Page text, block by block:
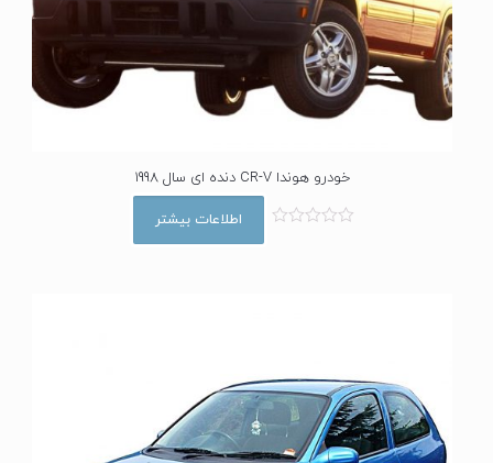
خودرو هوندا CR-V دنده ای سال 1998
5
اطلاعات بیشتر